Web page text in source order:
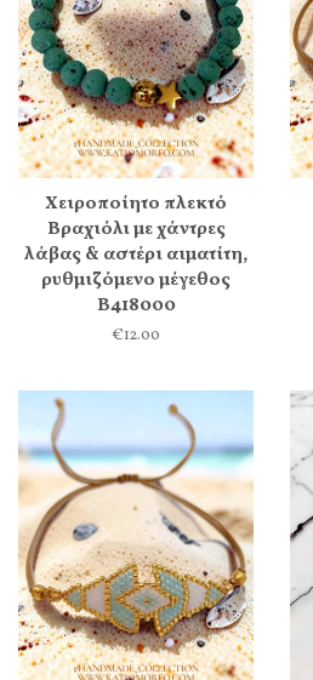
Χειροποίητο πλεκτό
Βραχιόλι με χάντρες
λάβας & αστέρι αιματίτη,
ρυθμιζόμενο μέγεθος
Β418000
€12.00